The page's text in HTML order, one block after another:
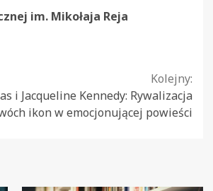
im. Mikołaja Reja
Kolejny:
i Jacqueline Kennedy: Rywalizacja
ikon w emocjonującej powieści